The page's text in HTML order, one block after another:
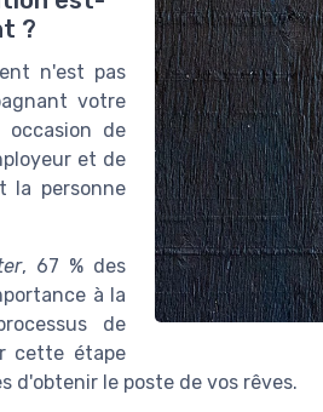
?
n'est pas
votre
occasion de
et de
la personne
, 67 % des
à la
de
cette étape
d'obtenir le poste de vos rêves.